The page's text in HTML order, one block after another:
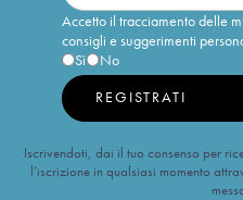
Accetto il tracciamento delle
consigli e suggerimenti
Sì
No
REGISTRATI
Iscrivendoti, dai il tuo consenso per
l’iscrizione in qualsiasi momento